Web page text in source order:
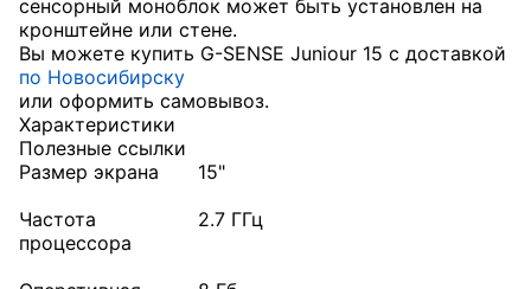
сенсорный моноблок может быть установлен на
кронштейне или стене.
Вы можете купить G-SENSE Juniour 15 с доставкой
по Новосибирску
или оформить самовывоз.
Характеристики
Полезные ссылки
Размер экрана
15"
Частота
процессора
2.7 ГГц